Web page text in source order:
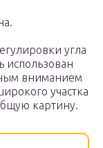
угла
использован
вниманием
участка
картину.